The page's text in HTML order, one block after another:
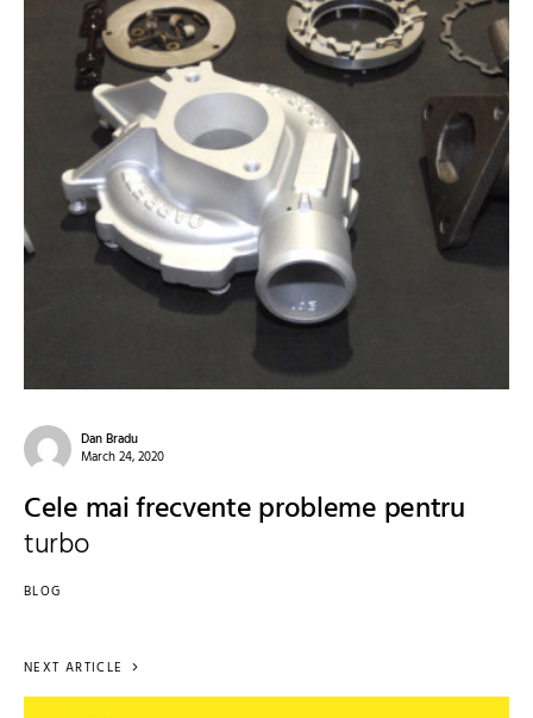
Dan Bradu
March 24, 2020
Cele mai frecvente probleme pentru
turbo
BLOG
NEXT ARTICLE